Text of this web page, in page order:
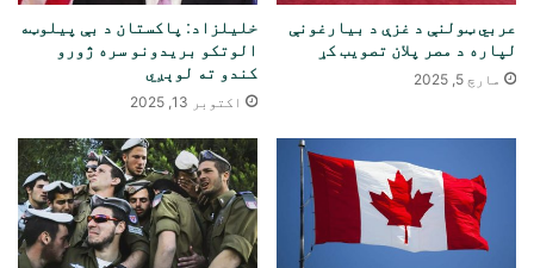
عربي ټولنې د غزې د بیارغونې
لپاره د مصر پلان تصویب کړ
مارچ 5, 2025
خلیلزاد: پاکستان د بې پیلوټه
الوتکو بریدونو سره ژورو
کندو ته لوېږي
اکتوبر 13, 2025